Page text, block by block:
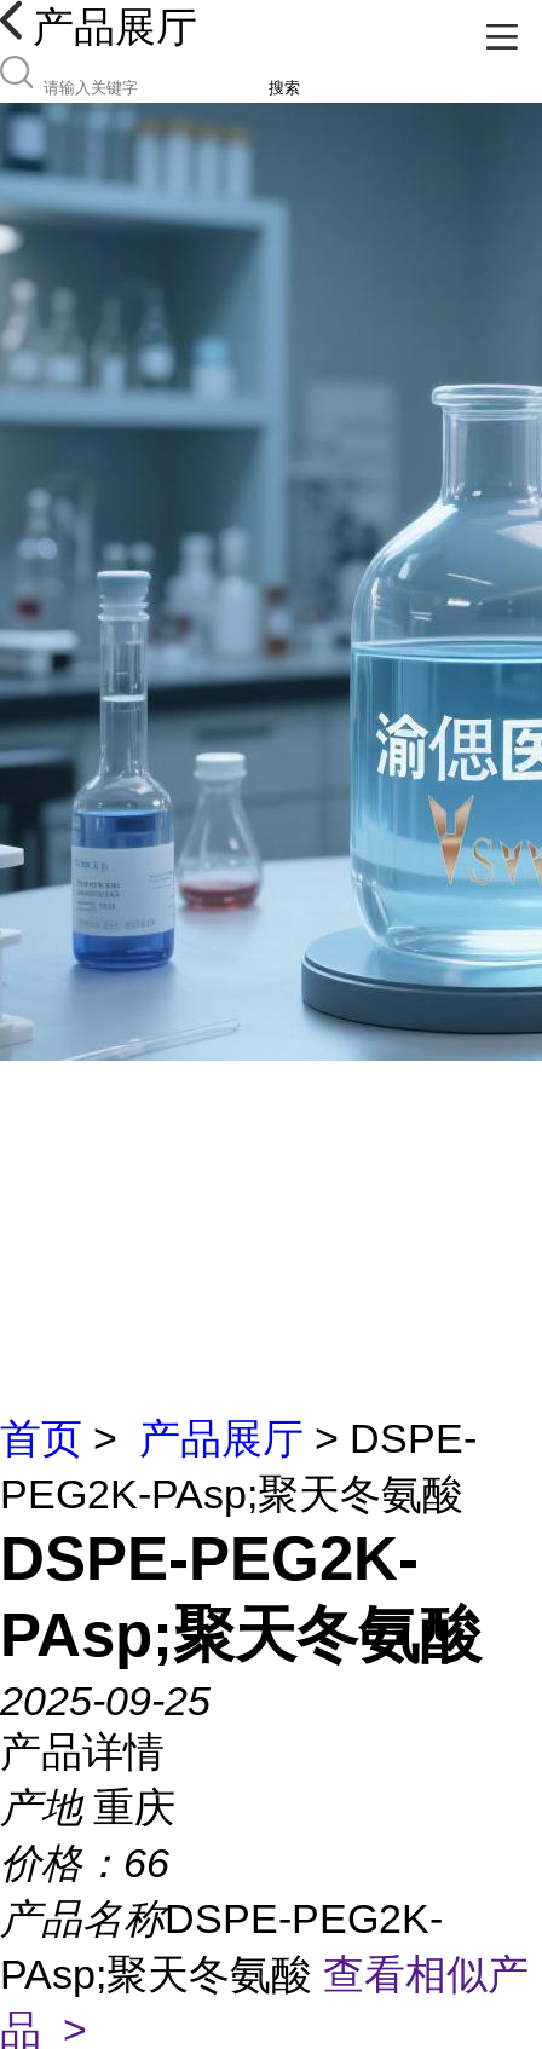
产品展厅
搜索
首页 > 产品展厅 > DSPE-
PEG2K-PAsp;聚天冬氨酸
DSPE-PEG2K-
PAsp;聚天冬氨酸
2025-09-25
产品详情
产地 重庆
价格： 66
产品名称DSPE-PEG2K-
PAsp;聚天冬氨酸 查看相似产
品 >